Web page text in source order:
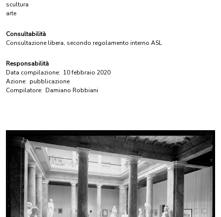
scultura
arte
Consultabilità
Consultazione libera, secondo regolamento interno ASL
Responsabilità
Data compilazione: 10 febbraio 2020
Azione: pubblicazione
Compilatore: Damiano Robbiani